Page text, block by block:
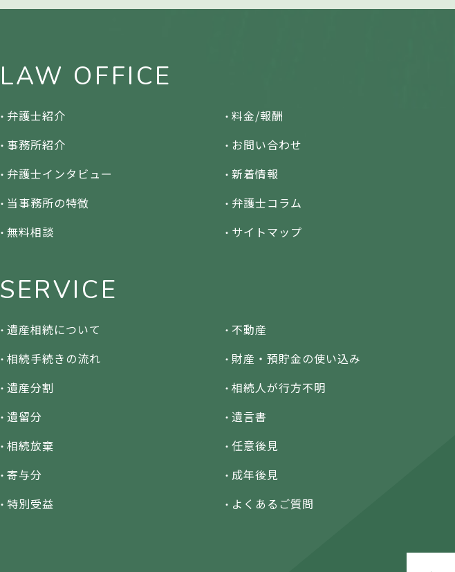
LAW OFFICE
弁護士紹介
事務所紹介
弁護士インタビュー
当事務所の特徴
無料相談
料金/報酬
お問い合わせ
新着情報
弁護士コラム
サイトマップ
SERVICE
遺産相続について
相続手続きの流れ
遺産分割
遺留分
相続放棄
寄与分
特別受益
不動産
財産・預貯金の使い込み
相続人が行方不明
遺言書
任意後見
成年後見
よくあるご質問